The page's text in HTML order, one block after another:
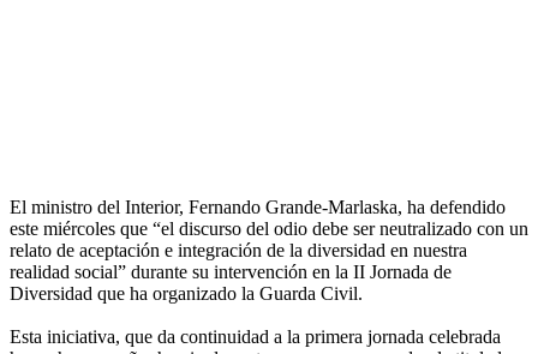
El ministro del Interior, Fernando Grande-Marlaska, ha defendido
este miércoles que “el discurso del odio debe ser neutralizado con un
relato de aceptación e integración de la diversidad en nuestra
realidad social” durante su intervención en la II Jornada de
Diversidad que ha organizado la Guarda Civil.
Esta iniciativa, que da continuidad a la primera jornada celebrada